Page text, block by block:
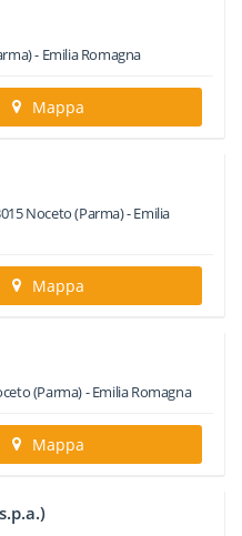
- Emilia Romagna
Mappa
Noceto(Parma) -Emilia
Mappa
(Parma) -Emilia Romagna
Mappa